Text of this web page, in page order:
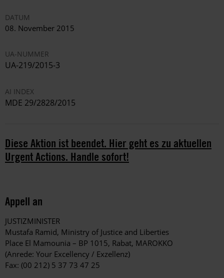
DATUM
08. November 2015
UA-NUMMER
UA-219/2015-3
AI INDEX
MDE 29/2828/2015
Diese Aktion ist beendet. Hier geht es zu aktuellen
Urgent Actions. Handle sofort!
Appell an
JUSTIZMINISTER
Mustafa Ramid, Ministry of Justice and Liberties
Place El Mamounia – BP 1015, Rabat, MAROKKO
(Anrede: Your Excellency / Exzellenz)
Fax: (00 212) 5 37 73 47 25